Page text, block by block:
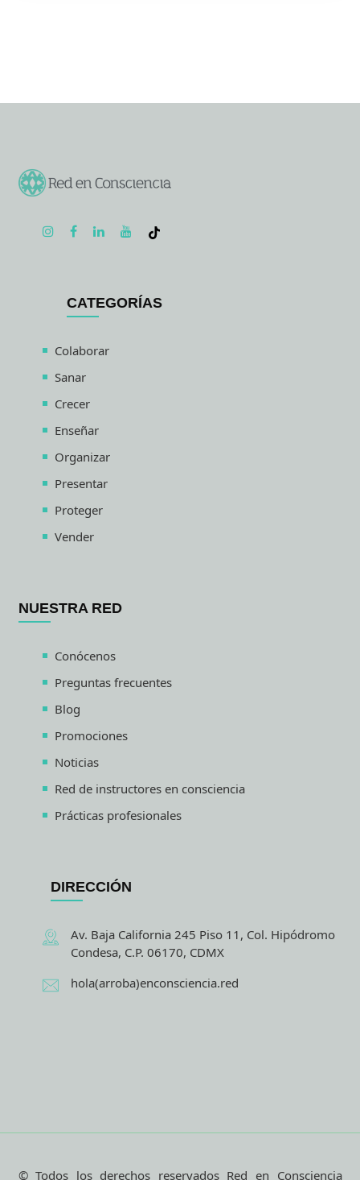
CATEGORÍAS
Colaborar
Sanar
Crecer
Enseñar
Organizar
Presentar
Proteger
Vender
NUESTRA RED
Conócenos
Preguntas frecuentes
Blog
Promociones
Noticias
Red de instructores en consciencia
Prácticas profesionales
DIRECCIÓN
Av. Baja California 245 Piso 11, Col. Hipódromo
Condesa, C.P. 06170, CDMX
hola(arroba)enconsciencia.red
© Todos los derechos reservados Red en Consciencia